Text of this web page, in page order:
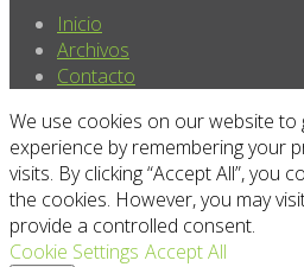
Inicio
Archivos
Contacto
We use cookies on our website to
experience by remembering your
visits. By clicking “Accept All”, you
the cookies. However, you may
provide a controlled consent.
Cookie Settings Accept All